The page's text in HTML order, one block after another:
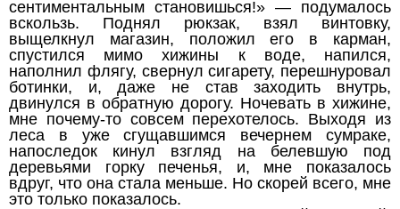
сентиментальным становишься!» — подумалось
вскользь. Поднял рюкзак, взял винтовку,
выщелкнул магазин, положил его в карман,
спустился мимо хижины к воде, напился,
наполнил флягу, свернул сигарету, перешнуровал
ботинки, и, даже не став заходить внутрь,
двинулся в обратную дорогу. Ночевать в хижине,
мне почему-то совсем перехотелось. Выходя из
леса в уже сгущавшимся вечернем сумраке,
напоследок кинул взгляд на белевшую под
деревьями горку печенья, и, мне показалось
вдруг, что она стала меньше. Но скорей всего, мне
это только показалось.